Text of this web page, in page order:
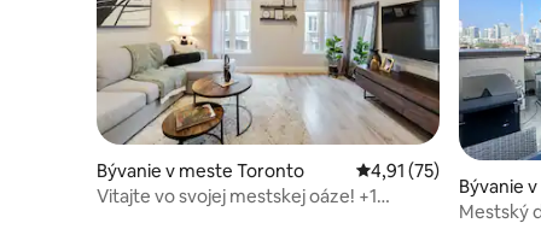
Bývanie v meste Toronto Priemerné
4,91 (75)
Vitajte vo svojej mestskej oáze! +1
Bývanie
Mestský